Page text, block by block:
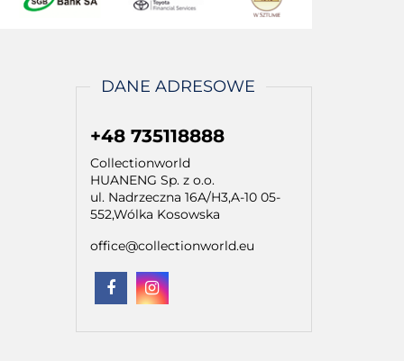
DANE ADRESOWE
+48 735118888
Collectionworld
HUANENG Sp. z o.o.
ul. Nadrzeczna 16A/H3,A-10 05-
552,Wólka Kosowska
office@collectionworld.eu